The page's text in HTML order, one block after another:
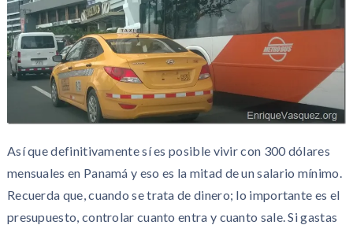
Así que definitivamente sí es posible vivir con 300 dólares
mensuales en Panamá y eso es la mitad de un salario mínimo.
Recuerda que, cuando se trata de dinero; lo importante es el
presupuesto, controlar cuanto entra y cuanto sale. Si gastas